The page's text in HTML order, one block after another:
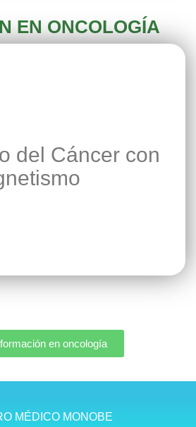
EN ONCOLOGÍA
del Cáncer con
en oncología​
MÉDICO MONOBE